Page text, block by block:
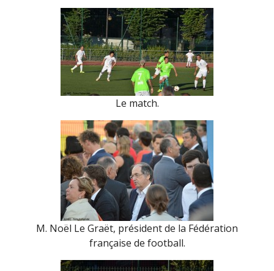
Le match.
M. Noël Le Graët, président de la Fédération
française de football.